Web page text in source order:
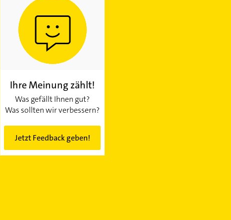
Ihre Meinung zählt!
Was gefällt Ihnen gut?
Was sollten wir verbessern?
Jetzt Feedback geben!